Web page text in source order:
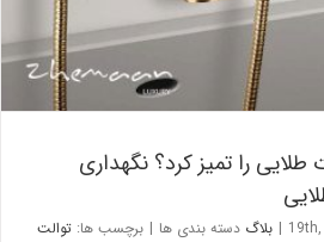
را تمیز کرد؟ نگهداری
| بلاگ دسته بندی ها | برچسب ها:توالت